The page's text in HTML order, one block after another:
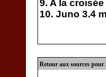
9. A la
10. Juno 3.4
Retour aux sources pour